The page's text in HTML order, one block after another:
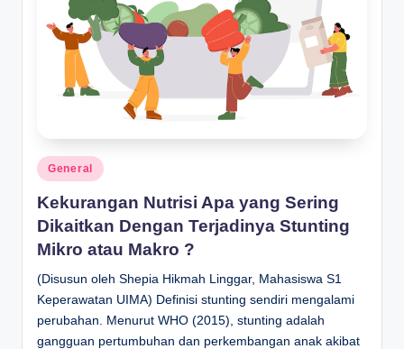
Posted
in
General
Kekurangan Nutrisi Apa yang Sering
Dikaitkan Dengan Terjadinya Stunting
Mikro atau Makro ?
(Disusun oleh Shepia Hikmah Linggar, Mahasiswa S1
Keperawatan UIMA) Definisi stunting sendiri mengalami
perubahan. Menurut WHO (2015), stunting adalah
gangguan pertumbuhan dan perkembangan anak akibat